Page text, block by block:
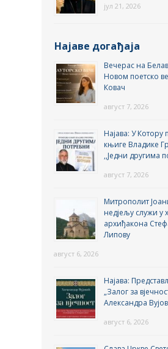
јул 21, 2026
Најаве догађаја
Вечерас на
Новом поетско
Ковач
август 7, 2026
Најава: У Котору
књиге Владике
,,Једни другима
август 7, 2026
Митрополит
недјељу служи у
архиђакона
Липову
август 6, 2026
Најава:
„Залог за
Александра
август 6, 2026